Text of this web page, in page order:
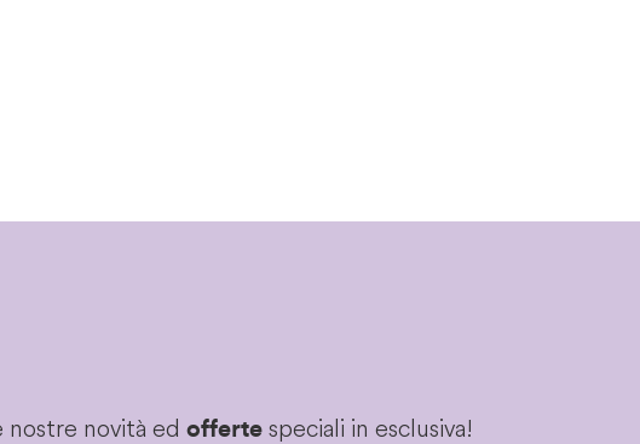
nostre novità ed offerte speciali in esclusiva!